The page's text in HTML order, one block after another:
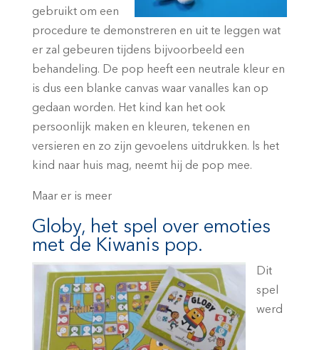
gebruikt om een
procedure te demonstreren en uit te leggen wat
er zal gebeuren tijdens bijvoorbeeld een
behandeling. De pop heeft een neutrale kleur en
is dus een blanke canvas waar vanalles kan op
gedaan worden. Het kind kan het ook
persoonlijk maken en kleuren, tekenen en
versieren en zo zijn gevoelens uitdrukken. ls het
kind naar huis mag, neemt hij de pop mee.
Maar er is meer
Globy, het spel over emoties
met de Kiwanis pop.
Dit
spel
werd